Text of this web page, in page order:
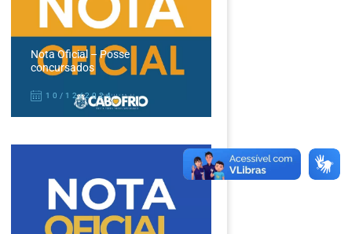
Nota Oficial – Posse
concursados
10/12/2024